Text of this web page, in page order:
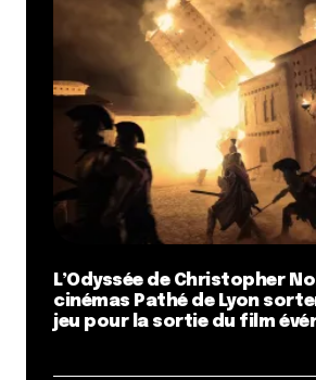
L’Odyssée de Christopher
cinémas Pathé de Lyon
jeu pour la sortie du film